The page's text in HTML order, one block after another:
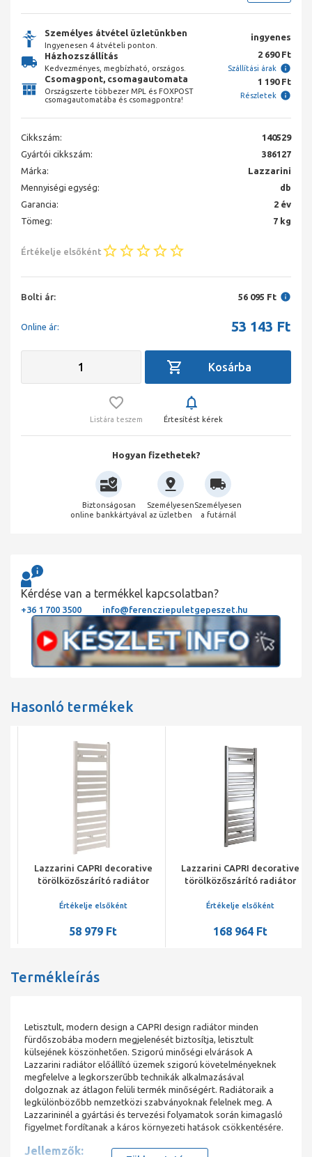
Személyes átvétel üzletünkben
Ingyenesen 4 átvételi ponton.
ingyenes
Házhozszállítás
Kedvezményes, megbízható, országos.
2 690 Ft
Szállítási árak
Csomagpont, csomagautomata
Országszerte többezer MPL és FOXPOST
csomagautomatába és csomagpontra!
1 190 Ft
Részletek
Cikkszám:
140529
Gyártói cikkszám:
386127
Márka:
Lazzarini
Mennyiségi egység:
db
Garancia:
2 év
Tömeg:
7 kg
Értékelje elsőként
Bolti ár: 56 095 Ft
Online ár: 53 143 Ft
Listára teszem Értesítést kérek
Hogyan fizethetek?
Biztonságosan
online bankkártyával
Személyesen
az üzletben
Személyesen
a futárnál
Kérdése van a termékkel kapcsolatban?
+36 1 700 3500 info@ferencziepuletgepeszet.hu
Hasonló termékek
Lazzarini CAPRI decorative
törölközőszárító radiátor
mm
Értékelje elsőként
58 979 Ft
Lazzarini CAPRI decorative
törölközőszárító radiátor
mm
Értékelje elsőként
168 964 Ft
Termékleírás
Letisztult, modern design a CAPRI design radiátor minden
fürdőszobába modern megjelenését biztosítja, letisztult
külsejének köszönhetően. Szigorú minőségi elvárások A
Lazzarini radiátor előállító üzemek szigorú követelményeknek
megfelelve a legkorszerűbb technikák alkalmazásával
dolgoznak az átlagon felüli termék minőségért. Radiátoraik a
legkülönbözőbb nemzetközi szabványoknak felelnek meg. A
Lazzarininél a gyártási és tervezési folyamatok során kimagasló
figyelmet fordítanak a káros környezeti hatások csökkentésére.
Jellemzők: